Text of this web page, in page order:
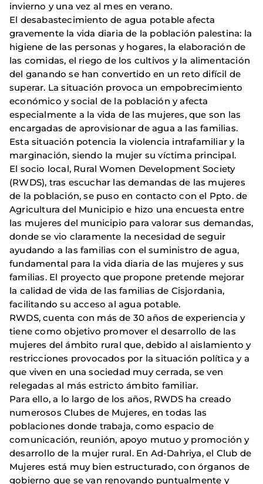
invierno y una vez al mes en verano.
El desabastecimiento de agua potable afecta
gravemente la vida diaria de la población palestina: la
higiene de las personas y hogares, la elaboración de
las comidas, el riego de los cultivos y la alimentación
del ganando se han convertido en un reto difícil de
superar. La situación provoca un empobrecimiento
económico y social de la población y afecta
especialmente a la vida de las mujeres, que son las
encargadas de aprovisionar de agua a las familias.
Esta situación potencia la violencia intrafamiliar y la
marginación, siendo la mujer su víctima principal.
El socio local, Rural Women Development Society
(RWDS), tras escuchar las demandas de las mujeres
de la población, se puso en contacto con el Ppto. de
Agricultura del Municipio e hizo una encuesta entre
las mujeres del municipio para valorar sus demandas,
donde se vio claramente la necesidad de seguir
ayudando a las familias con el suministro de agua,
fundamental para la vida diaria de las mujeres y sus
familias. El proyecto que propone pretende mejorar
la calidad de vida de las familias de Cisjordania,
facilitando su acceso al agua potable.
RWDS, cuenta con más de 30 años de experiencia y
tiene como objetivo promover el desarrollo de las
mujeres del ámbito rural que, debido al aislamiento y
restricciones provocados por la situación política y a
que viven en una sociedad muy cerrada, se ven
relegadas al más estricto ámbito familiar.
Para ello, a lo largo de los años, RWDS ha creado
numerosos Clubes de Mujeres, en todas las
poblaciones donde trabaja, como espacio de
comunicación, reunión, apoyo mutuo y promoción y
desarrollo de la mujer rural. En Ad-Dahriya, el Club de
Mujeres está muy bien estructurado, con órganos de
gobierno que se van renovando puntualmente y